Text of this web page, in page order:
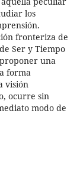
los
fronteriza de
Ser y Tiempo
una
forma
visión
ocurre sin
modo de